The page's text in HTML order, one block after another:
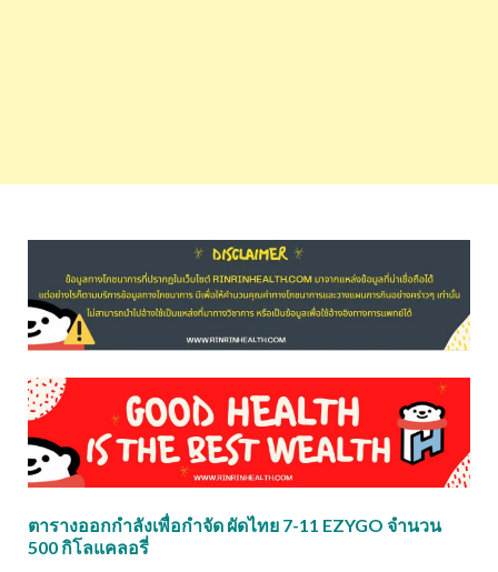
ตารางออกกำลังเพื่อกำจัด ผัดไทย 7-11 EZYGO จำนวน
500 กิโลแคลอรี่